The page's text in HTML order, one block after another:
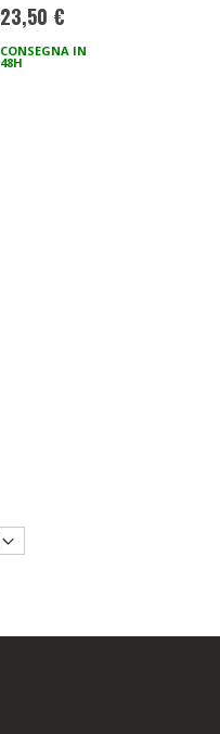
23,50 €
CONSEGNA IN
48H